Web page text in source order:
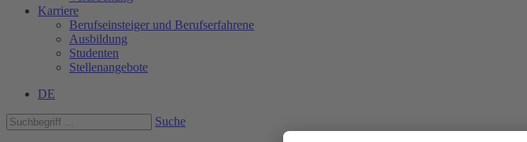
Karriere
Berufseinsteiger und Berufserfahrene
Ausbildung
Studenten
Stellenangebote
DE
Suche